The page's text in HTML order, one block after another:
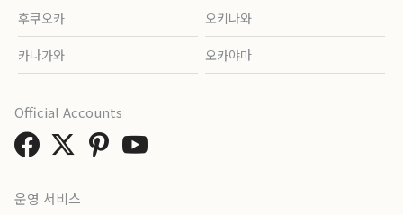
후쿠오카 오키나와
카나가와 오카야마
운영 서비스
Official Accounts